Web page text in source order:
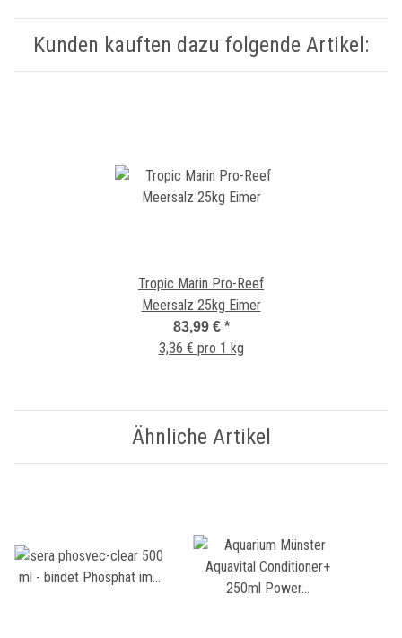
Kunden kauften dazu folgende Artikel:
Tropic Marin Pro-Reef
Meersalz 25kg Eimer
83,99 € *
3,36 € pro 1 kg
Ähnliche Artikel